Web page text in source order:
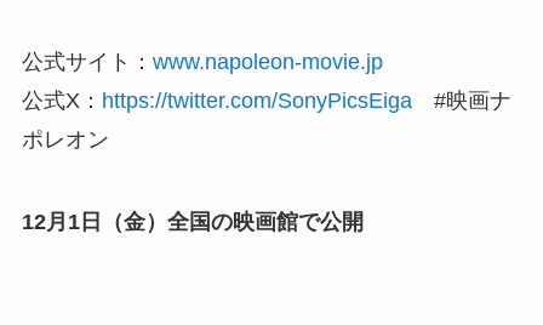
公式サイト： www.napoleon-movie.jp
公式X： https://twitter.com/SonyPicsEiga#映画ナ
ポレオン
12月1日（金）全国の映画館で公開